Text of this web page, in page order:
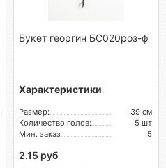
Букет георгин БС020роз-ф
Характеристики
Размер:
39 см
Количество голов:
5 шт
Мин. заказ
5
2.15 руб